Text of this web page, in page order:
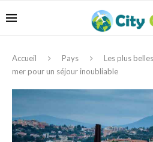
Accueil Pays
Les plus
mer pour un séjour inoubliable